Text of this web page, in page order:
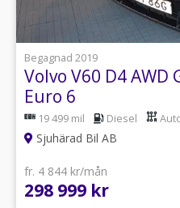
1
Begagnad 2019
Volvo V60 D4
Euro 6
19 499 mil Diesel
Sjuhärad Bil AB
fr. 4 844 kr/mån
298 999 kr